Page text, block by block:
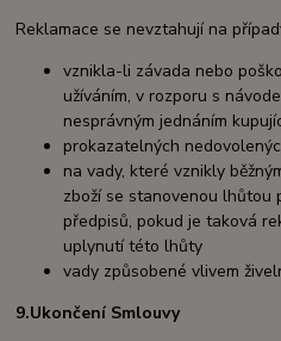
Reklamace se nevztahují na
vznikla-li závada nebo
užíváním, v rozporu s
nesprávným jednáním
prokazatelných
na vady, které vznikly
zboží se stanovenou lhůtou
předpisů, pokud je taková
uplynutí této lhůty
vady způsobené vlivem
9.Ukončení Smlouvy